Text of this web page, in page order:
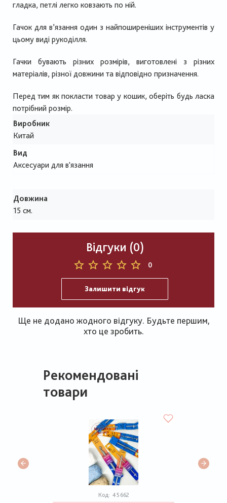
гладка, петлі легко ковзають по ній.
Гачок для в’язання один з найпоширеніших інструментів у
цьому виді рукоділля.
Гачки бувають різних розмірів, виготовлені з різних
матеріалів, різної довжини та відповідно призначення.
Перед тим як покласти товар у кошик, оберіть будь ласка
потрібний розмір.
Виробник
Китай
Вид
Аксесуари для в'язання
Довжина
15 см.
Відгуки (0)
0
Залишити відгук
Ще не додано жодного відгуку. Будьте першим,
хто це зробить.
Рекомендовані
товари
Код: 45662